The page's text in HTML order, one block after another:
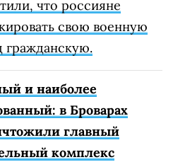
что россияне
свою военную
гражданскую.
и наиболее
в Броварах
главный
комплекс